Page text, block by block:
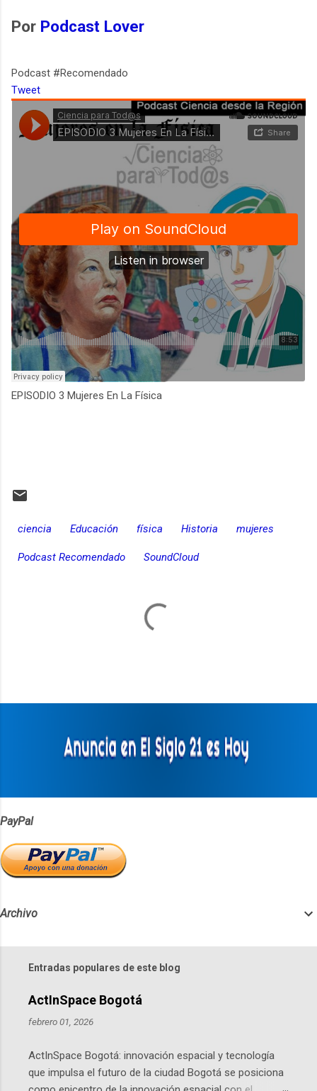
Por Podcast Lover
Podcast #Recomendado
Tweet
EPISODIO 3 Mujeres En La Física
ciencia Educación física Historia mujeres
Podcast Recomendado SoundCloud
PayPal
Archivo
Entradas populares de este blog
ActInSpace Bogotá
febrero 01, 2026
ActInSpace Bogotá: innovación espacial y tecnología
que impulsa el futuro de la ciudad Bogotá se posiciona